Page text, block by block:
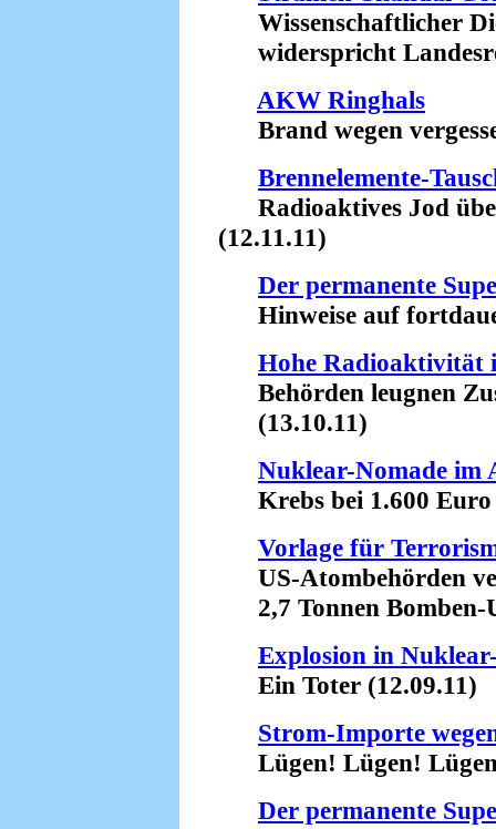
Wissenschaftlicher
widerspricht
AKW Ringhals
Brand wegen
Brennelemente-
Radioaktives Jod
(12.11.11)
Der permanente
Hinweise auf
Hohe Radioaktivität
Behörden leugnen
(13.10.11)
Nuklear-Nomade im
Krebs bei 1.600 Euro
Vorlage für
US-Atombehörden
2,7 Tonnen Bomben-
Explosion in
Ein Toter (12.09.11)
Strom-Importe
Lügen! Lügen!
Der permanente